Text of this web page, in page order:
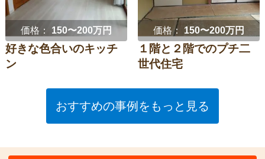
価格： 150〜200万円
好きな色合いのキッチ
ン
価格： 150〜200万円
１階と２階でのプチ二
世代住宅
おすすめの事例をもっと見る